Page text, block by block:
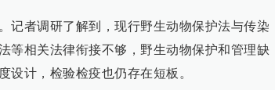
记者调研了解到，现行野生动物保护法与传染
等相关法律衔接不够，野生动物保护和管理缺
设计，检验检疫也仍存在短板。